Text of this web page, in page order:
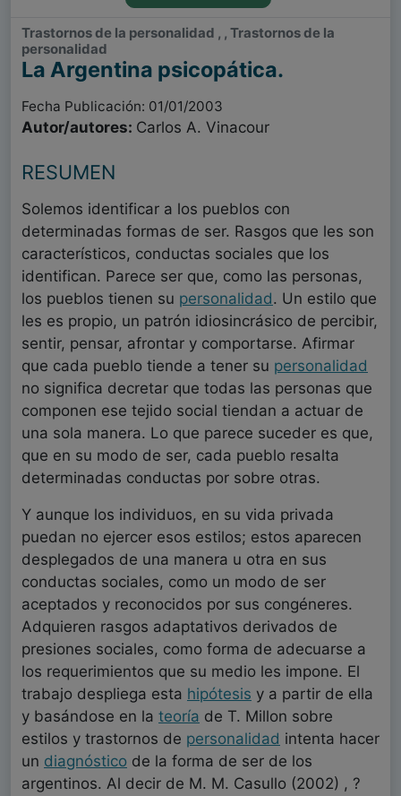
Trastornos de la personalidad , , Trastornos de la
personalidad
La Argentina psicopática.
Fecha Publicación: 01/01/2003
Autor/autores: Carlos A. Vinacour
RESUMEN
Solemos identificar a los pueblos con
determinadas formas de ser. Rasgos que les son
característicos, conductas sociales que los
identifican. Parece ser que, como las personas,
los pueblos tienen su personalidad. Un estilo que
les es propio, un patrón idiosincrásico de percibir,
sentir, pensar, afrontar y comportarse. Afirmar
que cada pueblo tiende a tener su personalidad
no significa decretar que todas las personas que
componen ese tejido social tiendan a actuar de
una sola manera. Lo que parece suceder es que,
que en su modo de ser, cada pueblo resalta
determinadas conductas por sobre otras.
Y aunque los individuos, en su vida privada
puedan no ejercer esos estilos; estos aparecen
desplegados de una manera u otra en sus
conductas sociales, como un modo de ser
aceptados y reconocidos por sus congéneres.
Adquieren rasgos adaptativos derivados de
presiones sociales, como forma de adecuarse a
los requerimientos que su medio les impone. El
trabajo despliega esta hipótesis y a partir de ella
y basándose en la teoría de T. Millon sobre
estilos y trastornos de personalidad intenta hacer
un diagnóstico de la forma de ser de los
argentinos. Al decir de M. M. Casullo (2002) , ?